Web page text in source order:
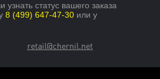
узнать статус вашего заказа
8 (499) 647-47-30 или у
retail@chernil.net